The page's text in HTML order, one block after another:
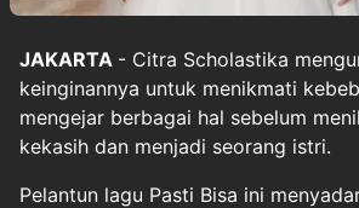
JAKARTA - Citra Scholastika
keinginannya untuk menikmati
mengejar berbagai hal sebelum
kekasih dan menjadi seorang istri.
Pelantun lagu Pasti Bisa ini